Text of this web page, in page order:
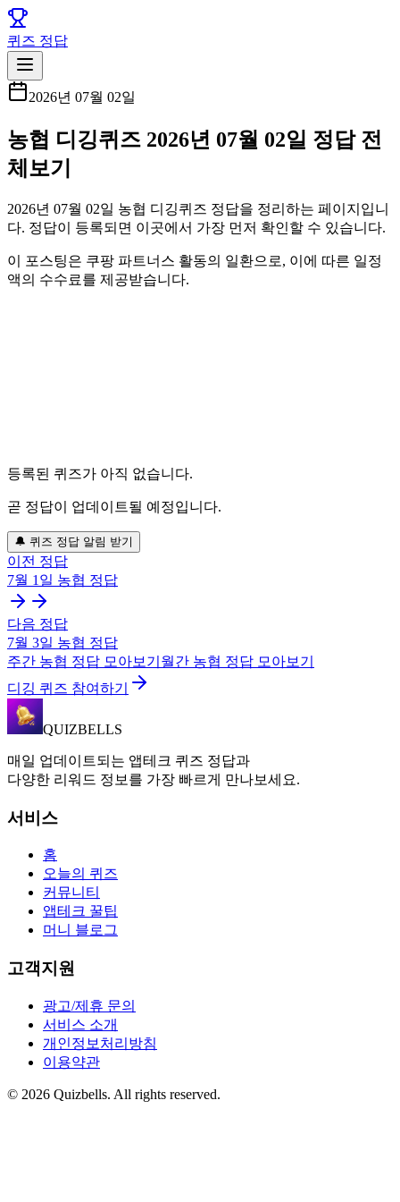
퀴즈 정답
2026년 07월 02일
농협 디깅퀴즈 2026년 07월 02일 정답 전
체보기
2026년 07월 02일 농협 디깅퀴즈 정답을 정리하는 페이지입니
다. 정답이 등록되면 이곳에서 가장 먼저 확인할 수 있습니다.
이 포스팅은 쿠팡 파트너스 활동의 일환으로, 이에 따른 일정
액의 수수료를 제공받습니다.
등록된 퀴즈가 아직 없습니다.
곧 정답이 업데이트될 예정입니다.
🔔 퀴즈 정답 알림 받기
이전 정답
7월 1일 농협 정답
다음 정답
7월 3일 농협 정답
주간 농협 정답 모아보기 월간 농협 정답 모아보기
디깅 퀴즈 참여하기
QUIZBELLS
매일 업데이트되는 앱테크 퀴즈 정답과
다양한 리워드 정보를 가장 빠르게 만나보세요.
서비스
홈
오늘의 퀴즈
커뮤니티
앱테크 꿀팁
머니 블로그
고객지원
광고/제휴 문의
서비스 소개
개인정보처리방침
이용약관
© 2026 Quizbells. All rights reserved.